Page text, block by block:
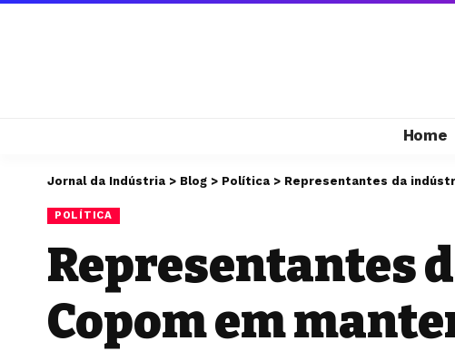
Home
Jornal da Indústria > Blog > Política > Representantes da
POLÍTICA
Representantes
Copom em